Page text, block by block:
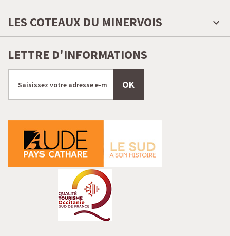
LES COTEAUX DU MINERVOIS
LETTRE D'INFORMATIONS
OK